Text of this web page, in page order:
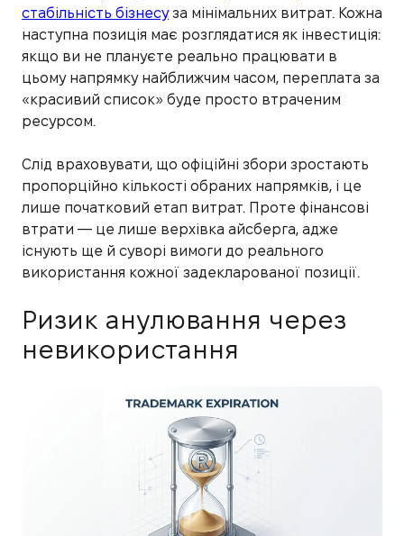
стабільність бізнесуза мінімальних витрат. Кожна
наступна позиція має розглядатися як інвестиція:
якщо ви не плануєте реально працювати в
цьому напрямку найближчим часом, переплата за
«красивий список» буде просто втраченим
ресурсом.
Слід враховувати, що офіційні збори зростають
пропорційно кількості обраних напрямків, і це
лише початковий етап витрат. Проте фінансові
втрати — це лише верхівка айсберга, адже
існують ще й суворі вимоги до реального
використання кожної задекларованої позиції.
Ризик анулювання через
невикористання